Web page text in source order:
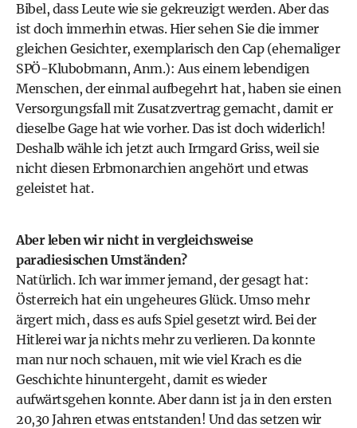
Bibel, dass Leute wie sie gekreuzigt werden. Aber das
ist doch immerhin etwas. Hier sehen Sie die immer
gleichen Gesichter, exemplarisch den Cap (ehemaliger
SPÖ-Klubobmann, Anm.): Aus einem lebendigen
Menschen, der einmal aufbegehrt hat, haben sie einen
Versorgungsfall mit Zusatzvertrag gemacht, damit er
dieselbe Gage hat wie vorher. Das ist doch widerlich!
Deshalb wähle ich jetzt auch Irmgard Griss, weil sie
nicht diesen Erbmonarchien angehört und etwas
geleistet hat.
Aber leben wir nicht in vergleichsweise
paradiesischen Umständen?
Natürlich. Ich war immer jemand, der gesagt hat:
Österreich hat ein ungeheures Glück. Umso mehr
ärgert mich, dass es aufs Spiel gesetzt wird. Bei der
Hitlerei war ja nichts mehr zu verlieren. Da konnte
man nur noch schauen, mit wie viel Krach es die
Geschichte hinuntergeht, damit es wieder
aufwärtsgehen konnte. Aber dann ist ja in den ersten
20,30 Jahren etwas entstanden! Und das setzen wir